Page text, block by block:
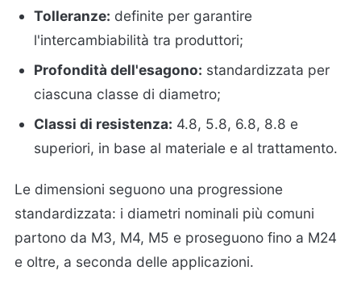
Tolleranze: definite per garantire
l'intercambiabilità tra produttori;
Profondità dell'esagono: standardizzata per
ciascuna classe di diametro;
Classi di resistenza: 4.8, 5.8, 6.8, 8.8 e
superiori, in base al materiale e al trattamento.
Le dimensioni seguono una progressione
standardizzata: i diametri nominali più comuni
partono da M3, M4, M5 e proseguono fino a M24
e oltre, a seconda delle applicazioni.